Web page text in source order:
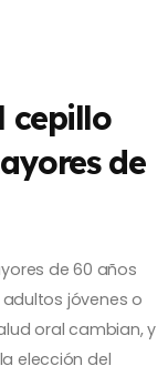
cepillo
de
de 60 años
jóvenes o
oral cambian, y
elección del